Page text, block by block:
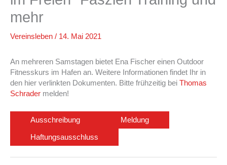
mehr
Vereinsleben / 14. Mai 2021
An mehreren Samstagen bietet Ena Fischer einen Outdoor
Fitnesskurs im Hafen an. Weitere Informationen findet Ihr in
den hier verlinkten Dokumenten. Bitte frühzeitig bei Thomas
Schrader melden!
Ausschreibung Meldung
Haftungsausschluss